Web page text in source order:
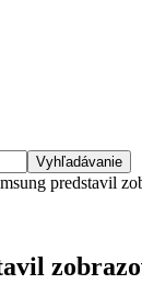
predstavil